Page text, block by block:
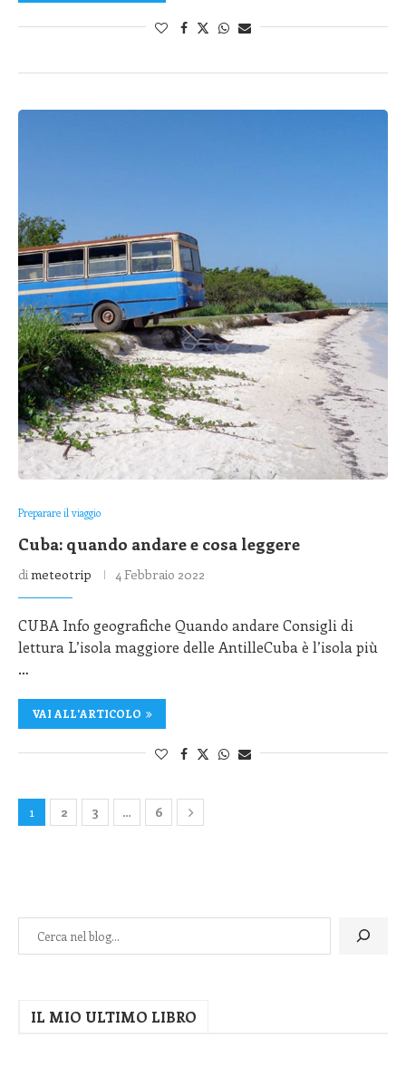
Preparare il viaggio
Cuba: quando andare e cosa leggere
dimeteotrip 4 Febbraio 2022
CUBA Info geografiche Quando andare Consigli di
lettura L’isola maggiore delle AntilleCuba è l’isola più
…
VAI ALL'ARTICOLO
1 2 3 … 6
IL MIO ULTIMO LIBRO